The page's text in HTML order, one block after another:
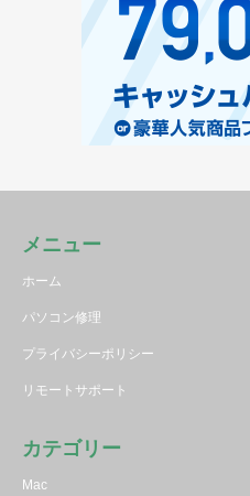
メニュー
ホーム
パソコン修理
プライバシーポリシー
リモートサポート
カテゴリー
Mac